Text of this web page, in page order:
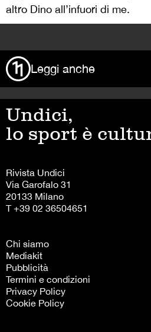
altro Dino all’infuori di me.
Leggi anche
Undici,
lo sport è
Rivista Undici
Via Garofalo 31
20133 Milano
T +39 02 36504651
Chi siamo
Mediakit
Pubblicità
Termini e condizioni
Privacy Policy
Cookie Policy